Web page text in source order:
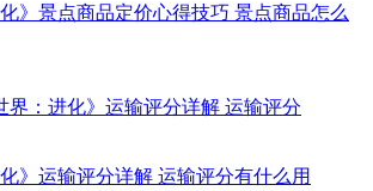
》景点商品定价心得技巧 景点商品怎么
》运输评分详解 运输评分有什么用